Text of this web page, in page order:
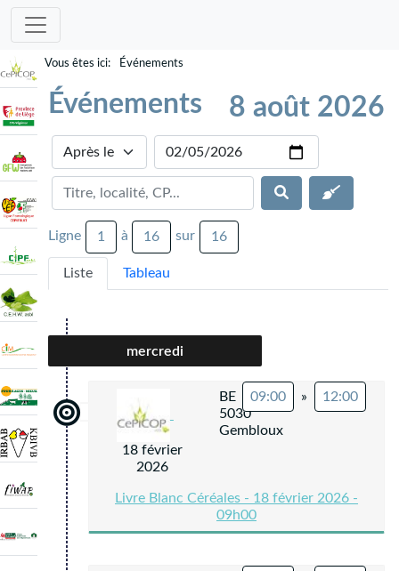
Événements
Événements 8 août 2026
Ligne 1 à 16 sur 16
Liste Tableau
mercredi
18 février
2026
BE
5030
Gembloux
09:00 » 12:00
Livre Blanc Céréales - 18 février 2026 -
09h00